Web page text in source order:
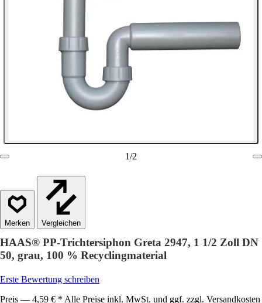
1/2
Vergleichen
HAAS® PP-Trichtersiphon Greta 2947, 1 1/2 Zoll DN
50, grau, 100 % Recyclingmaterial
Erste Bewertung schreiben
Preis — 4,59 € * Alle Preise inkl. MwSt. und ggf. zzgl. Versandkosten